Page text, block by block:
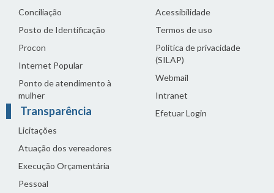
Conciliação
Posto de Identificação
Procon
Internet Popular
Ponto de atendimento à
mulher
Transparência
Licitações
Atuação dos vereadores
Execução Orçamentária
Pessoal
Acessibilidade
Termos de uso
Política de privacidade
(SILAP)
Webmail
Intranet
Efetuar Login